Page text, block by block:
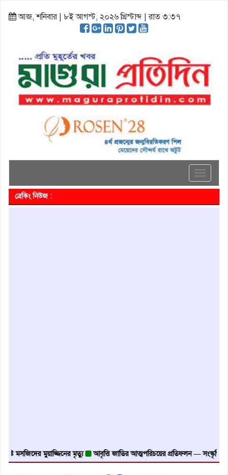
আজ, শনিবার | ৮ই আগস্ট, ২০২৬ খ্রিস্টাব্দ | রাত ৩:৩৭
Toggle
ব্রেকিং নিউজ :
মুয়াজ্জিনের মৃত্যু আবৃত্তি জাতির আত্মপরিচয়ের প্রতিফলন — সংস্কৃতি মন্ত্রী